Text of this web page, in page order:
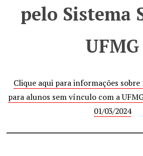
pelo Sistema
UFMG
Clique aqui para informações
para alunos sem vínculo com a
01/03/2024